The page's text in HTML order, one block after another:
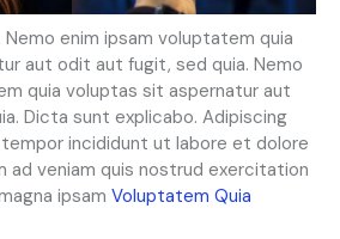
enim ipsam voluptatem quia
aut odit aut fugit, sed quia. Nemo
quia voluptas sit aspernatur aut
Dicta sunt explicabo. Adipiscing
incididunt ut labore et dolore
ad veniam quis nostrud exercitation
ipsam Voluptatem Quia